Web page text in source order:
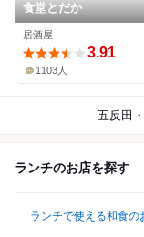
食堂とだか
居酒屋
3.91
1103人
五反田
ランチのお店を探す
ランチで使える和食の